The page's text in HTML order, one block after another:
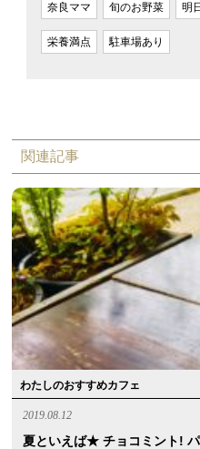
奈良ママ 旬のお野菜 明
栄養満点 駐車場あり
関連記事
わたしのおすすめカフェ
2019.08.12
夏といえば★ チョコミント!